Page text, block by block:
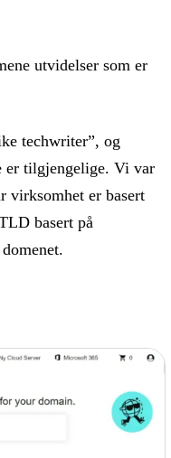
utvidelser som er
techwriter”, og
er tilgjengelige. Vi var
er basert
basert på